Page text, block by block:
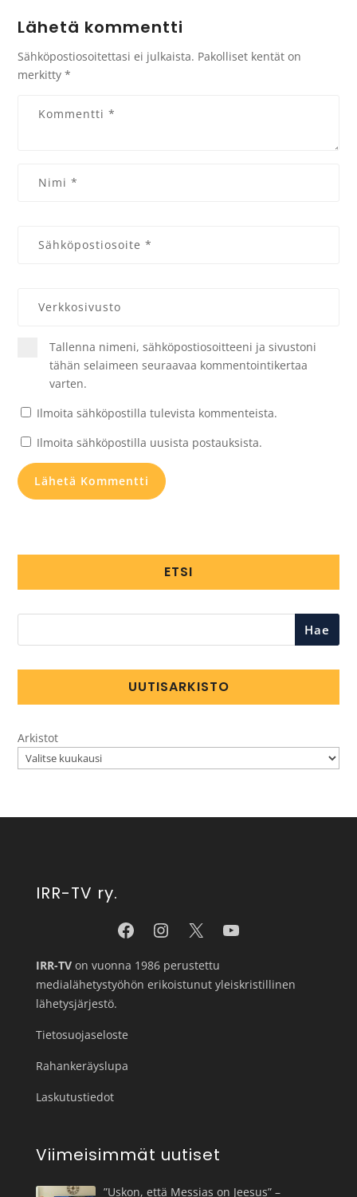
Lähetä kommentti
Sähköpostiosoitettasi ei julkaista. Pakolliset kentät on
merkitty*
Tallenna nimeni, sähköpostiosoitteeni ja sivustoni
tähän selaimeen seuraavaa kommentointikertaa
varten.
Ilmoita sähköpostilla tulevista kommenteista.
Ilmoita sähköpostilla uusista postauksista.
ETSI
Hae
UUTISARKISTO
Arkistot
IRR-TV ry.
IRR-TVon vuonna 1986 perustettu
medialähetystyöhön erikoistunut yleiskristillinen
lähetysjärjestö.
Tietosuojaseloste
Rahankeräyslupa
Laskutustiedot
Viimeisimmät uutiset
”Uskon, että Messias on Jeesus” –